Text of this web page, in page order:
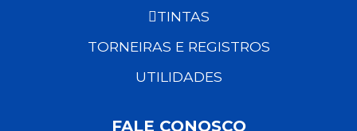
TINTAS
TORNEIRAS E REGISTROS
UTILIDADES
FALE CONOSCO